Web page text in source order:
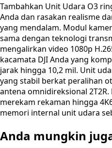
Tambahkan Unit Udara O3
Anda dan rasakan realisme
yang mendalam. Modul
sama dengan teknologi
mengalirkan video 1080p
kacamata DJI Anda yang
jarak hingga 10,2 mil. Unit
yang stabil berkat peralihan
antena omnidireksional
merekam rekaman hingga
memori internal unit udara
Anda mungkin